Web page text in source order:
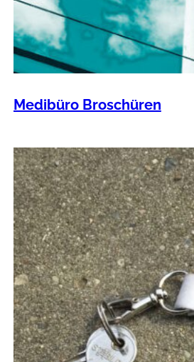
Medibüro Broschüren